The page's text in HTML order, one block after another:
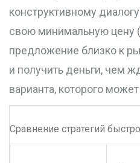
конструктивному
свою минимальную цену
предложение близко к
и получить деньги, чем
варианта, которого
Сравнение стратегий